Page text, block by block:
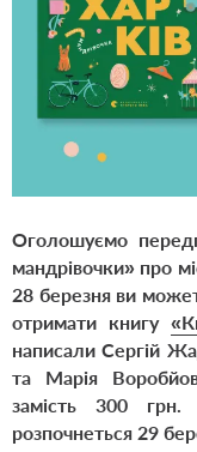
Оголошуємо
мандрівочки» про
28 березня ви
отримати книгу
написали Сергiй
та Марія
замість 300 грн.
розпочнеться 29